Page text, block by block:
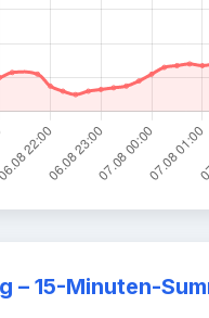
– 15-Minuten-